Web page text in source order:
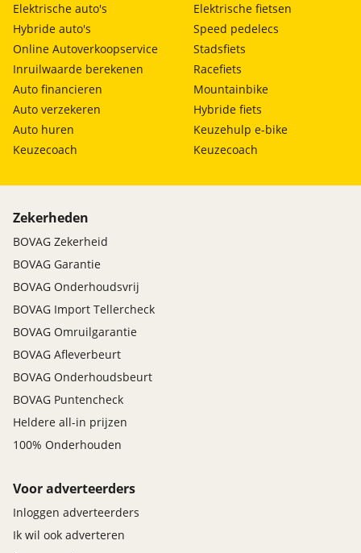
Elektrische auto's
Hybride auto's
Online Autoverkoopservice
Inruilwaarde berekenen
Auto financieren
Auto verzekeren
Auto huren
Keuzecoach
Elektrische fietsen
Speed pedelecs
Stadsfiets
Racefiets
Mountainbike
Hybride fiets
Keuzehulp e-bike
Keuzecoach
Zekerheden
BOVAG Zekerheid
BOVAG Garantie
BOVAG Onderhoudsvrij
BOVAG Import Tellercheck
BOVAG Omruilgarantie
BOVAG Afleverbeurt
BOVAG Onderhoudsbeurt
BOVAG Puntencheck
Heldere all-in prijzen
100% Onderhouden
Voor adverteerders
Inloggen adverteerders
Ik wil ook adverteren